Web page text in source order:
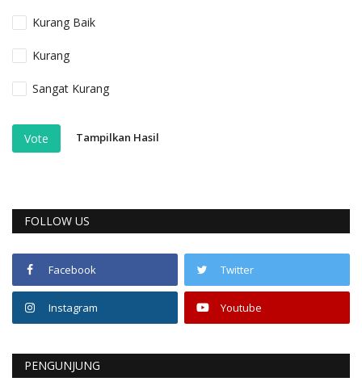
Kurang Baik
Kurang
Sangat Kurang
Vote Tampilkan Hasil
FOLLOW US
Facebook Twitter
Instagram Youtube
PENGUNJUNG